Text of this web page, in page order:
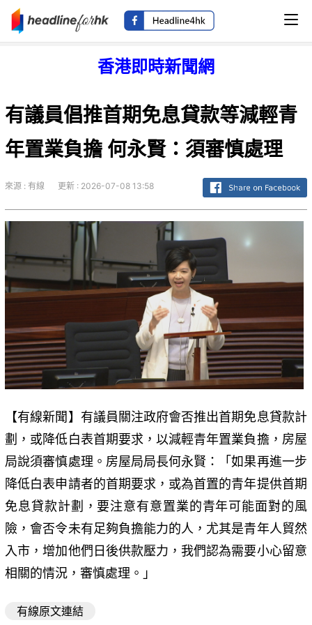
香港即時新聞網
有議員倡推首期免息貸款等減輕青
年置業負擔 何永賢：須審慎處理
來源 : 有線 更新 : 2026-07-08 13:58
【有線新聞】有議員關注政府會否推出首期免息貸款計
劃，或降低白表首期要求，以減輕青年置業負擔，房屋
局說須審慎處理。房屋局局長何永賢：「如果再進一步
降低白表申請者的首期要求，或為首置的青年提供首期
免息貸款計劃，要注意有意置業的青年可能面對的風
險，會否令未有足夠負擔能力的人，尤其是青年人貿然
入市，增加他們日後供款壓力，我們認為需要小心留意
相關的情況，審慎處理。」
有線原文連結